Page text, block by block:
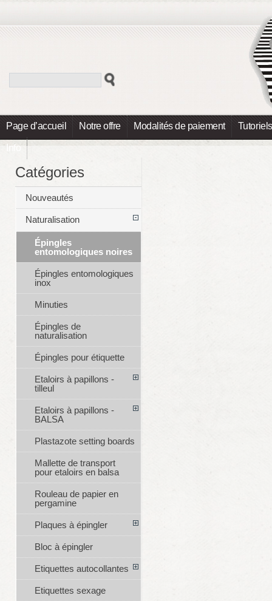
Page d’accueil Notre offre Modalités de paiement Tutoriels
Info
Catégories
Nouveautés
Naturalisation
Épingles
entomologiques noires
Épingles entomologiques
inox
Minuties
Épingles de
naturalisation
Épingles pour étiquette
Etaloirs à papillons -
tilleul
Etaloirs à papillons -
BALSA
Plastazote setting boards
Mallette de transport
pour etaloirs en balsa
Rouleau de papier en
pergamine
Plaques à épingler
Bloc à épingler
Etiquettes autocollantes
Etiquettes sexage